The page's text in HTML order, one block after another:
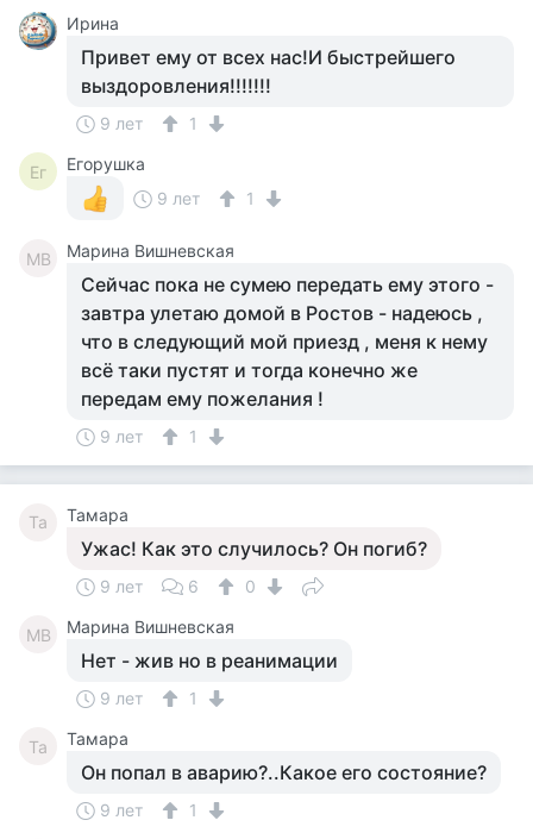
Ирина
Привет ему от всех нас!И быстрейшего
выздоровления!!!!!!!
9 лет 1
Ег
Егорушка
9 лет
1
МВ Марина Вишневская
Сейчас пока не сумею передать ему этого -
завтра улетаю домой в Ростов - надеюсь ,
что в следующий мой приезд , меня к нему
всё таки пустят и тогда конечно же
передам ему пожелания !
9 лет 1
Та Тамара
Ужас! Как это случилось? Он погиб?
9 лет 6 0
МВ Марина Вишневская
Нет - жив но в реанимации
9 лет 1
Та Тамара
Он попал в аварию?..Какое его состояние?
9 лет 1